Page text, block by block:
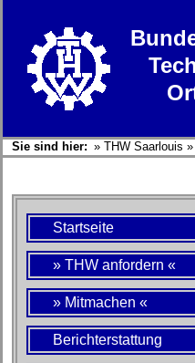
Sie sind hier: » THW Saarlouis »
Startseite
» THW anfordern «
» Mitmachen «
Berichterstattung